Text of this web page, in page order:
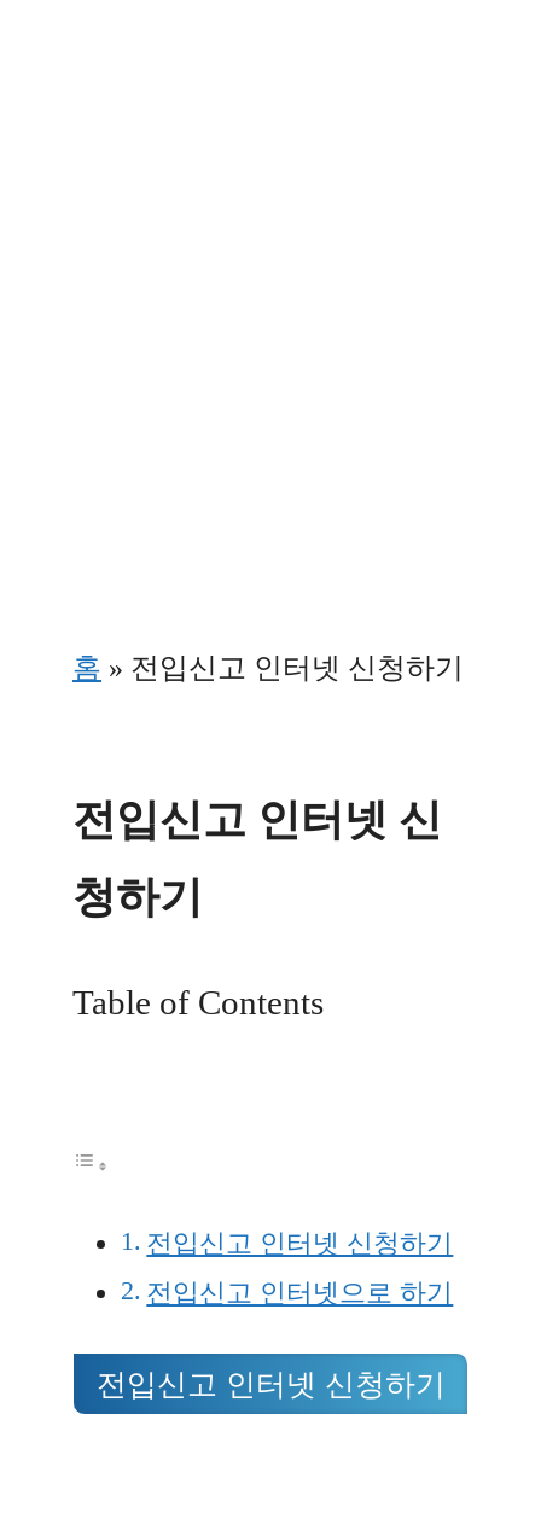
content
홈 » 전입신고 인터넷 신청하기
전입신고 인터넷 신
청하기
Table of Contents
전입신고 인터넷 신청하기
전입신고 인터넷으로 하기
전입신고 인터넷 신청하기